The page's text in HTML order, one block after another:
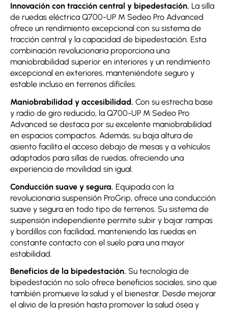
Innovación con tracción central y bipedestación. La silla
de ruedas eléctrica Q700-UP M Sedeo Pro Advanced
ofrece un rendimiento excepcional con su sistema de
tracción central y la capacidad de bipedestación. Esta
combinación revolucionaria proporciona una
maniobrabilidad superior en interiores y un rendimiento
excepcional en exteriores, manteniéndote seguro y
estable incluso en terrenos difíciles.
Maniobrabilidad y accesibilidad. Con su estrecha base
y radio de giro reducido, la Q700-UP M Sedeo Pro
Advanced se destaca por su excelente maniobrabilidad
en espacios compactos. Además, su baja altura de
asiento facilita el acceso debajo de mesas y a vehículos
adaptados para sillas de ruedas, ofreciendo una
experiencia de movilidad sin igual.
Conducción suave y segura. Equipada con la
revolucionaria suspensión ProGrip, ofrece una conducción
suave y segura en todo tipo de terrenos. Su sistema de
suspensión independiente permite subir y bajar rampas
y bordillos con facilidad, manteniendo las ruedas en
constante contacto con el suelo para una mayor
estabilidad.
Beneficios de la bipedestación. Su tecnología de
bipedestación no solo ofrece beneficios sociales, sino que
también promueve la salud y el bienestar. Desde mejorar
el alivio de la presión hasta promover la salud ósea y